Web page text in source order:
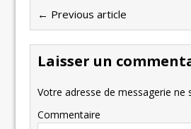
← Previous article
Laisser un
Votre adresse de messagerie ne
Commentaire